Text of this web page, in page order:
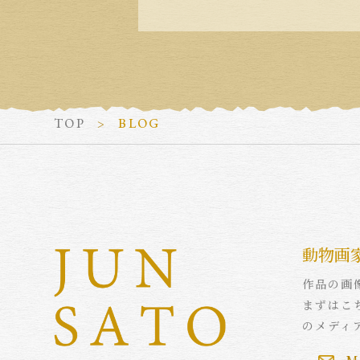
TOP BLOG
動物画
作品の画
まずはこ
のメディ